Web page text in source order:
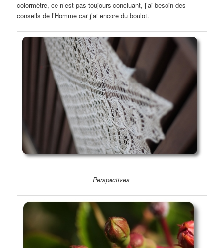
colormètre, ce n’est pas toujours concluant, j’ai besoin des
conseils de l’Homme car j’ai encore du boulot.
Perspectives